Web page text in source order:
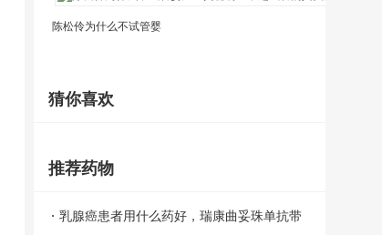
陈松伶为什么不试管婴
猜你喜欢
推荐药物
乳腺癌患者用什么药好，瑞康曲妥珠单抗带